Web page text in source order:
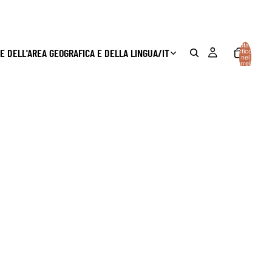
DELL'AREA GEOGRAFICA E DELLA LINGUA/IT
Totale
articoli
nel
carrello: